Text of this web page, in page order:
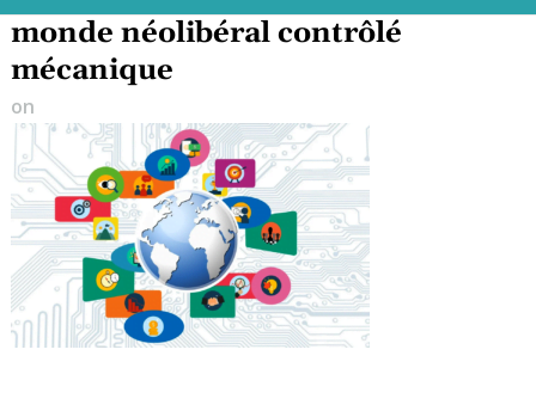
monde néolibéral contrôlé
mécanique
on